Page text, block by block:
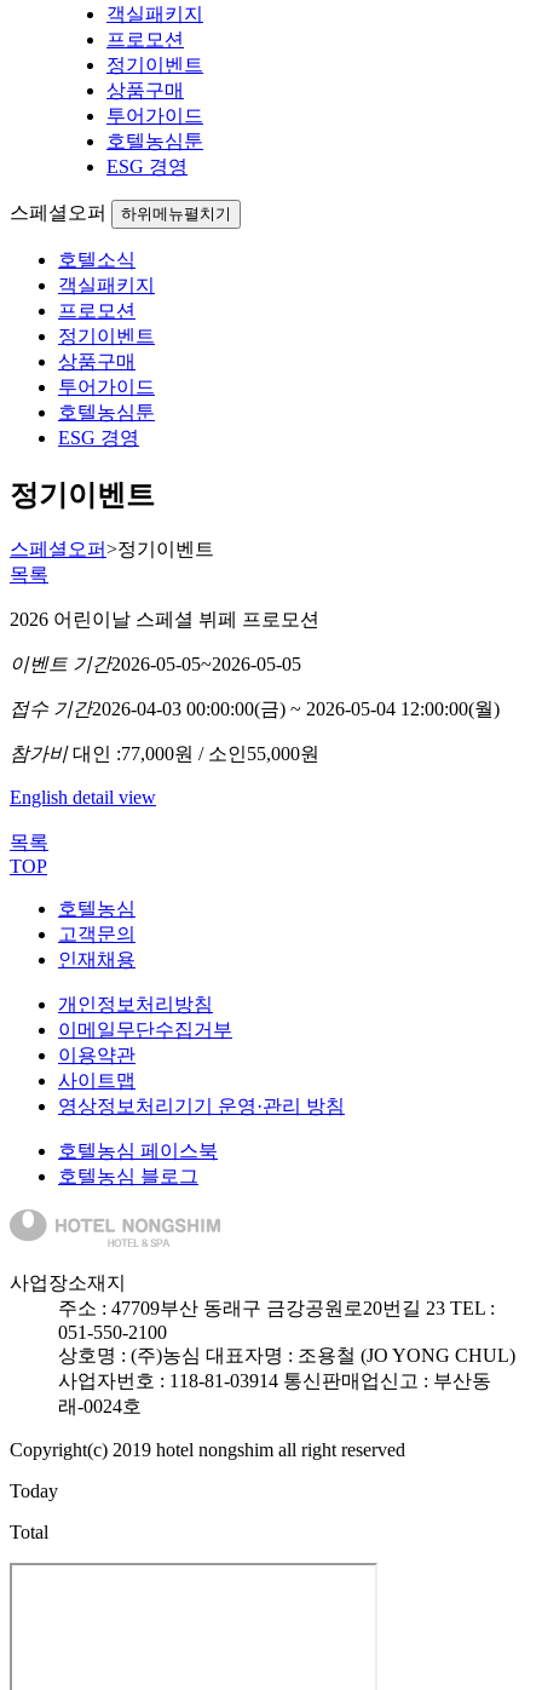
객실패키지
프로모션
정기이벤트
상품구매
투어가이드
호텔농심툰
ESG 경영
스페셜오퍼 하위메뉴펼치기
호텔소식
객실패키지
프로모션
정기이벤트
상품구매
투어가이드
호텔농심툰
ESG 경영
정기이벤트
스페셜오퍼>정기이벤트
목록
2026 어린이날 스페셜 뷔페 프로모션
이벤트 기간2026-05-05~2026-05-05
접수 기간2026-04-03 00:00:00(금) ~ 2026-05-04 12:00:00(월)
참가비 대인 :77,000원 / 소인55,000원
English detail view
목록
TOP
호텔농심
고객문의
인재채용
개인정보처리방침
이메일무단수집거부
이용약관
사이트맵
영상정보처리기기 운영·관리 방침
호텔농심 페이스북
호텔농심 블로그
사업장소재지
주소 : 47709부산 동래구 금강공원로20번길 23 TEL :
051-550-2100
상호명 : (주)농심 대표자명 : 조용철 (JO YONG CHUL)
사업자번호 : 118-81-03914 통신판매업신고 : 부산동
래-0024호
Copyright(c) 2019 hotel nongshim all right reserved
Today
Total